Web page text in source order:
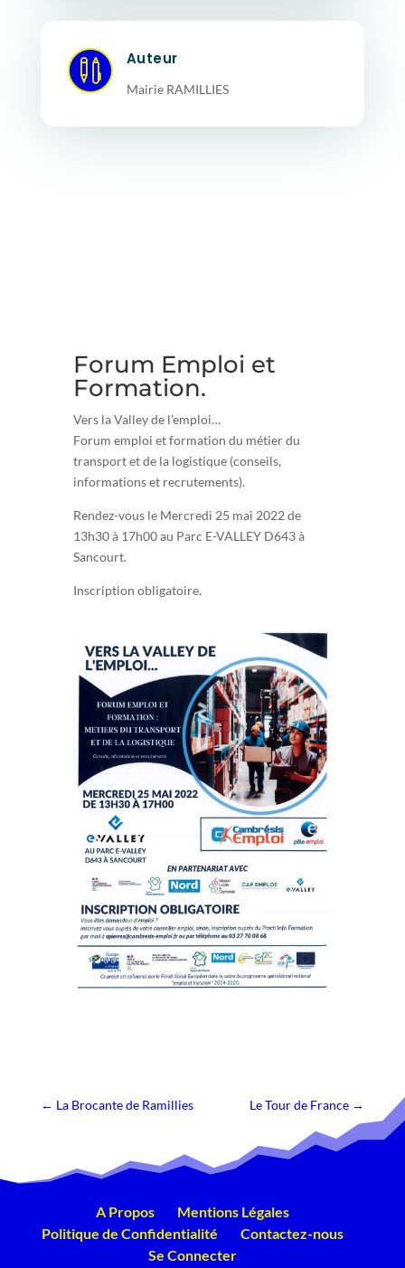
 Auteur
Mairie RAMILLIES
Forum Emploi et
Formation.
Vers la Valley de l’emploi…
Forum emploi et formation du métier du
transport et de la logistique (conseils,
informations et recrutements).
Rendez-vous le Mercredi 25 mai 2022 de
13h30 à 17h00 au Parc E-VALLEY D643 à
Sancourt.
Inscription obligatoire.
← La Brocante de Ramillies Le Tour de France →
A Propos
Mentions Légales
Politique de Confidentialité
Contactez-nous
Se Connecter